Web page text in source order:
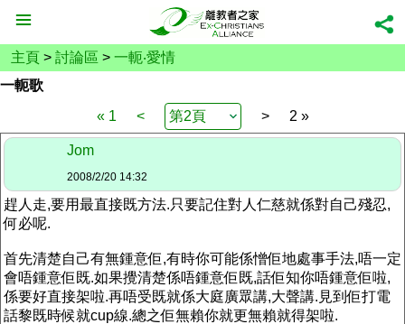
主頁 > 討論區 > 一軛‧愛情
一軛歌
« 1
< > 2 »
Jom
2008/2/20 14:32
趕人走,要用最直接既方法.只要記住對人仁慈就係對自己殘忍,
何必呢.
首先清楚自己有無鍾意佢,有時你可能係憎佢地處事手法,唔一定
會唔鍾意佢既.如果攪清楚係唔鍾意佢既,話佢知你唔鍾意佢啦,
係要好直接架啦.再唔受既就係大庭廣眾講,大聲講.見到佢打電
話黎既時候就cup線.總之佢無賴你就更無賴就得架啦.